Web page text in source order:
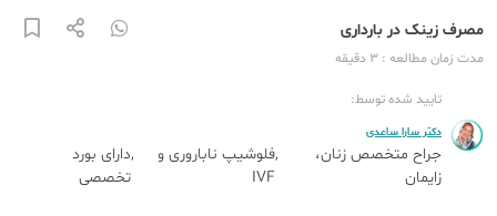
مصرف زینک در بارداری
مدت زمان مطالعه : 3 دقیقه
تایید شده توسط:
دکتر سارا ساعدی
جراح متخصص زنان،
زایمان
فلوشیپ ناباروری و
IVF
دارای بورد
تخصصی